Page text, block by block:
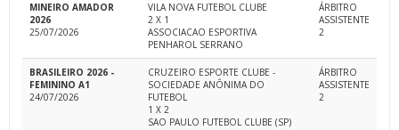
MINEIRO AMADOR
2026
25/07/2026
VILA NOVA FUTEBOL CLUBE
2 X 1
ASSOCIACAO ESPORTIVA
PENHAROL SERRANO
ÁRBITRO
ASSISTENTE
2
BRASILEIRO 2026 -
FEMININO A1
24/07/2026
CRUZEIRO ESPORTE CLUBE -
SOCIEDADE ANÔNIMA DO
FUTEBOL
1 X 2
SAO PAULO FUTEBOL CLUBE (SP)
ÁRBITRO
ASSISTENTE
2